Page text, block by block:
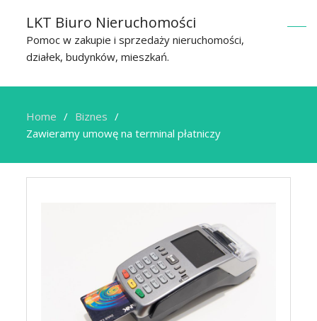
LKT Biuro Nieruchomości
Pomoc w zakupie i sprzedaży nieruchomości,
działek, budynków, mieszkań.
Home
Biznes
Zawieramy umowę na terminal płatniczy